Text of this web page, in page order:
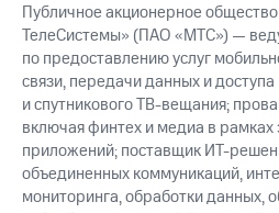
Публичное акционерное
ТелеСистемы» (ПАО «МТС») —
по предоставлению услуг
связи, передачи данных и доступа
и спутникового ТВ-вещания;
включая финтех и медиа в рамках
приложений; поставщик ИТ-
объединенных коммуникаций,
мониторинга, обработки данных,